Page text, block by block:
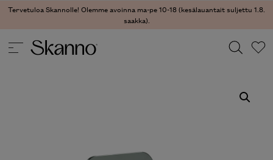
Tervetuloa Skannolle! Olemme avoinna ma-pe 10-18 (kesälauantait suljettu 1.8.
saakka).